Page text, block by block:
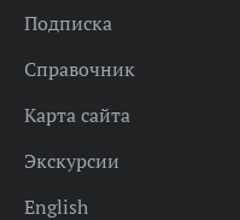
Подписка
Справочник
Карта сайта
Экскурсии
English